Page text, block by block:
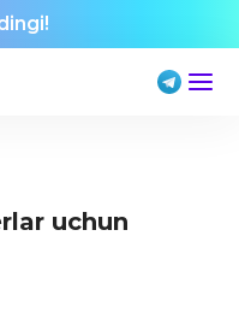
uchun